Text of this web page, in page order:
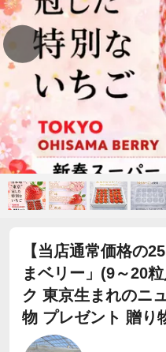
【当店通常価格の
まベリー」(9～20
ク 東京生まれのニ
物 プレゼント 贈り